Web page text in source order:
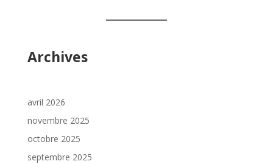
Archives
avril 2026
novembre 2025
octobre 2025
septembre 2025